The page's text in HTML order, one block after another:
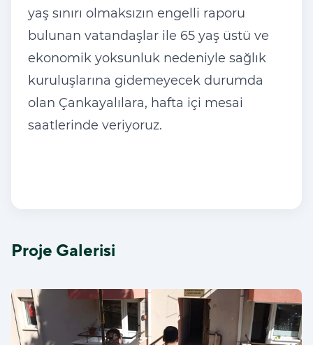
yaş sınırı olmaksızın engelli raporu
bulunan vatandaşlar ile 65 yaş üstü ve
ekonomik yoksunluk nedeniyle sağlık
kuruluşlarına gidemeyecek durumda
olan Çankayalılara, hafta içi mesai
saatlerinde veriyoruz.
Proje Galerisi